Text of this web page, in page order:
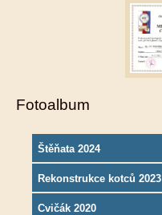
Fotoalbum
Štěňata 2024
Rekonstrukce kotců 2023
Cvičák 2020